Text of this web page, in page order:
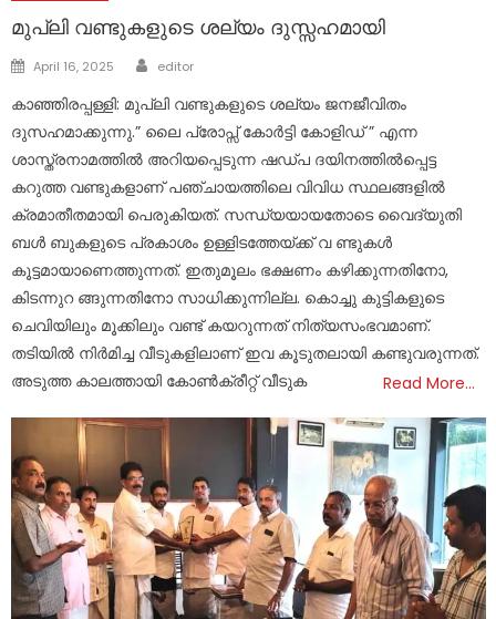
മുപ്ലി വണ്ടുകളുടെ ശല്യം ദുസ്സഹമായി
Posted
April 16, 2025 Author
editor
കാഞ്ഞിരപ്പള്ളി: മുപ്ലി വണ്ടുകളുടെ ശല്യം ജനജീവിതം
ദുസഹമാക്കുന്നു.” ലൈ പ്രോപ്സ് കോർട്ടി കോളിഡ് ” എന്ന
ശാസ്ത്രനാമത്തിൽ അറിയപ്പെടുന്ന ഷഡ്പ ദയിനത്തിൽപ്പെട്ട
കറുത്ത വണ്ടുകളാണ് പഞ്ചായത്തിലെ വിവിധ സ്ഥ‌ലങ്ങളിൽ
ക്രമാതീതമായി പെരുകിയത്. സന്ധ്യയായതോടെ വൈദ്യുതി
ബൾ ബുകളുടെ പ്രകാശം ഉള്ളിടത്തേയ്ക്ക് വ ണ്ടുകൾ
കൂട്ടമായാണെത്തുന്നത്. ഇതുമൂലം ഭക്ഷണം കഴിക്കുന്നതിനോ,
കിടന്നുറ ങ്ങുന്നതിനോ സാധിക്കുന്നില്ല. കൊച്ചു കുട്ടികളുടെ
ചെവിയിലും മൂക്കിലും വണ്ട് കയറുന്നത് നിത്യസംഭവമാണ്.
തടിയിൽ നിർമിച്ച വീടുകളിലാണ് ഇവ കൂടുതലായി കണ്ടുവരുന്നത്.
അടുത്ത കാലത്തായി കോൺക്രീറ്റ് വീടുക
Read More…